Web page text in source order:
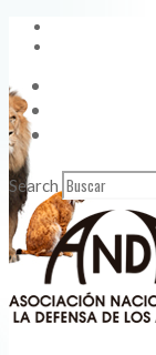
Search